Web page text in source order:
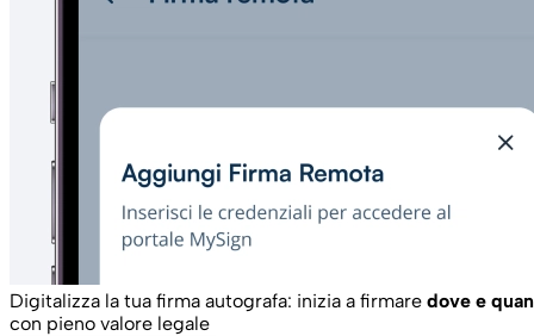
Digitalizza la tua firma autografa: inizia a firmare dove e
con pieno valore legale